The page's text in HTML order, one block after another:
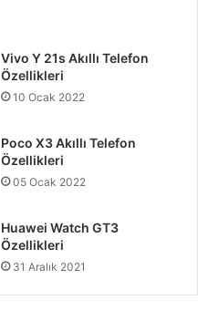
Vivo Y 21s Akıllı Telefon
Özellikleri
10 Ocak 2022
Poco X3 Akıllı Telefon
Özellikleri
05 Ocak 2022
Huawei Watch GT3
Özellikleri
31 Aralık 2021